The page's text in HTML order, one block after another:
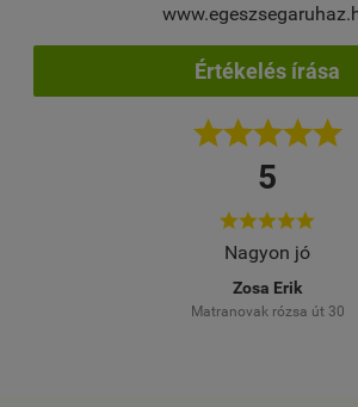
Értékelés írása

5

Több alkalommal rendeltem. Gyors,
Meg vagyok elégedve a
Farkas Márta